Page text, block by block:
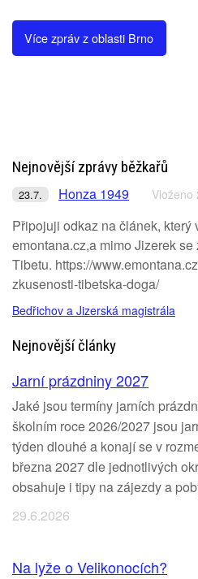
Více zpráv z oblasti Brno
Nejnovější zprávy běžkařů
23.7. Honza 1949 Vloženo
Připojuji odkaz na článek, který
emontana.cz,a mimo Jizerek
Tibetu. https://
zkusenosti-tibetska-doga/
Bedřichov a Jizerská magistrála
Nejnovější články
Jarní prázdniny 2027
Jaké jsou termíny jarních
školním roce 2026/2027 jsou
týden dlouhé a konají se v
března 2027 dle jednotlivých
obsahuje i tipy na zájezdy a
29.6.2026
Na lyže o Velikonocích?